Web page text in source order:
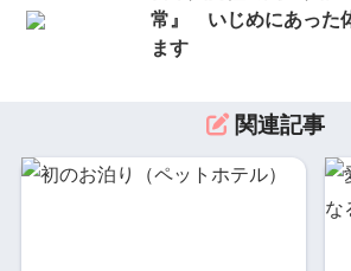
常』 いじめにあった
ます
関連記事